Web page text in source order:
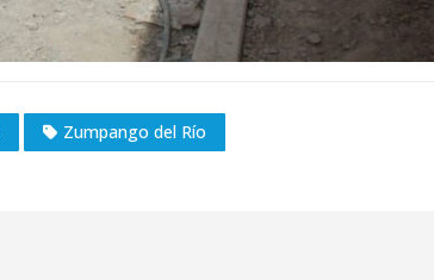
Zumpango del Río